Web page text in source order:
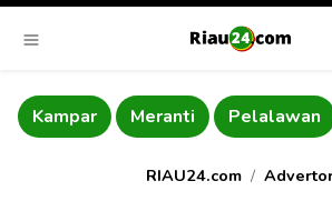
Meranti Pelalawan Riau
RIAU24.com